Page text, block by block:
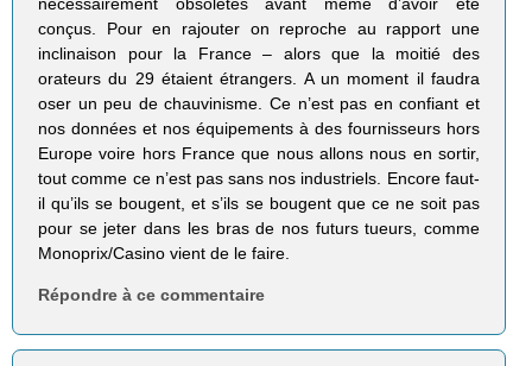
conçus. Pour en rajouter on reproche au rapport une
inclinaison pour la France – alors que la moitié des
orateurs du 29 étaient étrangers. A un moment il faudra
oser un peu de chauvinisme. Ce n’est pas en confiant et
nos données et nos équipements à des fournisseurs hors
Europe voire hors France que nous allons nous en sortir,
tout comme ce n’est pas sans nos industriels. Encore faut-
il qu’ils se bougent, et s’ils se bougent que ce ne soit pas
pour se jeter dans les bras de nos futurs tueurs, comme
Monoprix/Casino vient de le faire.
Répondre à ce commentaire